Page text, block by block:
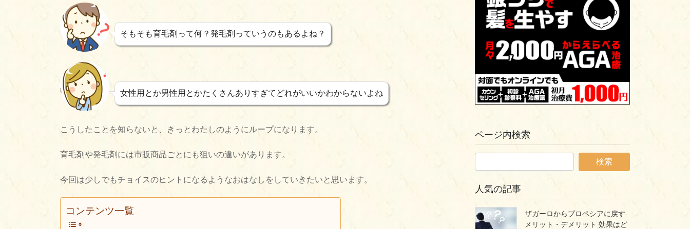
そもそも育毛剤って何？発毛剤っていうのもあるよね？
女性用とか男性用とかたくさんありすぎてどれがいいかわからないよね
こうしたことを知らないと、きっとわたしのようにループになります。
育毛剤や発毛剤には市販商品ごとにも狙いの違いがあります。
今回は少しでもチョイスのヒントになるようなおはなしをしていきたいと思います。
コンテンツ一覧
ページ内検索
人気の記事
ザガーロからプロペシアに戻す
メリット・デメリット 効果はど